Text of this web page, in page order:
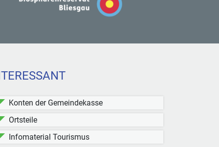
Konten der Gemeindekasse
Ortsteile
Infomaterial Tourismus